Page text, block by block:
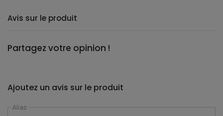
Avis sur le produit
Partagez votre opinion !
Ajoutez un avis sur le produit
Alias